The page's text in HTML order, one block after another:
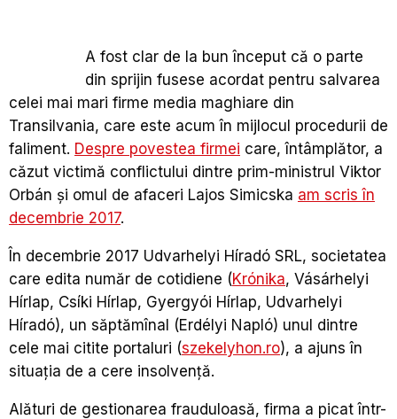
A fost clar de la bun început că o parte
din sprijin fusese acordat pentru salvarea
celei mai mari firme media maghiare din
Transilvania, care este acum în mijlocul procedurii de
faliment. Despre povestea firmei care, întâmplător, a
căzut victimă conflictului dintre prim-ministrul Viktor
Orbán și omul de afaceri Lajos Simicska am scris în
decembrie 2017.
În decembrie 2017 Udvarhelyi Híradó SRL, societatea
care edita număr de cotidiene (Krónika, Vásárhelyi
Hírlap, Csíki Hírlap, Gyergyói Hírlap, Udvarhelyi
Híradó), un săptămînal (Erdélyi Napló) unul dintre
cele mai citite portaluri (szekelyhon.ro), a ajuns în
situația de a cere insolvență.
Alături de gestionarea frauduloasă, firma a picat într-